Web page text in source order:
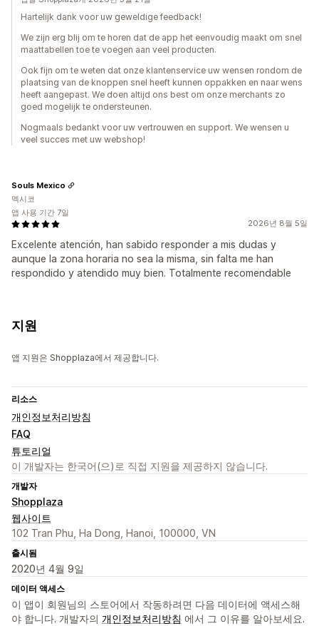
Hartelijk dank voor uw geweldige feedback!
We zijn erg blij om te horen dat de app het eenvoudig maakt om snel
maattabellen toe te voegen aan veel producten.
Ook fijn om te weten dat onze klantenservice uw wensen rondom de
plaatsing van de knoppen snel heeft kunnen oppakken en naar wens
heeft aangepast. We doen altijd ons best om onze merchants zo
goed mogelijk te ondersteunen.
Nogmaals bedankt voor uw vertrouwen en support. We wensen u
veel succes met uw webshop!
2026년 8월 5일
Excelente atención, han sabido responder a mis dudas y
aunque la zona horaria no sea la misma, sin falta me han
respondido y atendido muy bien. Totalmente recomendable
Souls Mexico
멕시코
앱 사용 기간 7일
지원
앱 지원은 Shopplaza에서 제공합니다.
리소스
개인정보처리방침
FAQ
튜토리얼
이 개발자는 한국어(으)로 직접 지원을 제공하지 않습니다.
개발자
Shopplaza
웹사이트
102 Tran Phu, Ha Dong, Hanoi, 100000, VN
출시됨
2020년 4월 9일
데이터 액세스
이 앱이 회원님의 스토어에서 작동하려면 다음 데이터에 액세스해
야 합니다. 개발자의 개인정보처리방침 에서 그 이유를 알아보세요.